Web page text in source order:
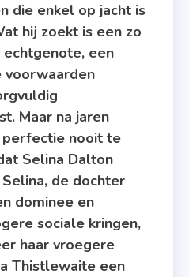
Roman
,
die enkel op jacht is
hij zoekt is een zo
een
voorwaarden
Maar na jaren
nooit te
Selina Dalton
de dochter
dominee en
sociale kringen,
haar vroegere
Thistlewaite een